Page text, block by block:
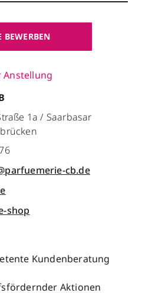
BEWERBEN
Anstellung
1a / Saarbasar
cb.de
shop
Kundenberatung
Aktionen